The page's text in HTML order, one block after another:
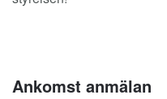
Ankomst anmälan